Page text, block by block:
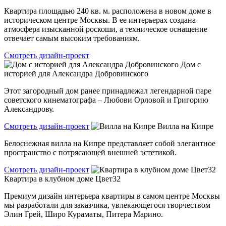
Квартира площадью 240 кв. м. расположена в новом доме в
историческом центре Москвы. В ее интерьерах создана
атмосфера изысканной роскоши, а техническое оснащение
отвечает самым высоким требованиям.
Смотреть дизайн-проект
Дом с
историей для Александра Добровинского
Этот загородный дом ранее принадлежал легендарной паре
советского кинематографа – Любови Орловой и Григорию
Александрову.
Смотреть дизайн-проект
Вилла на Кипре
Белоснежная вилла на Кипре представляет собой элегантное
пространство с потрясающей внешней эстетикой.
Смотреть дизайн-проект
Квартира в клубном доме Цвет32
Премиум дизайн интерьера квартиры в самом центре Москвы
мы разработали для заказчика, увлекающегося творчеством
Элин Грей, Широ Кураматы, Питера Марино.